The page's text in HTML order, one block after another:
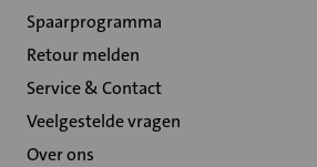
Spaarprogramma
Retour melden
Service & Contact
Veelgestelde vragen
Over ons